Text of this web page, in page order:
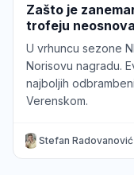
Zašto je
trofeju
U vrhuncu sezone
Norisovu nagradu.
najboljih
Verenskom.
Stefan Radovanović